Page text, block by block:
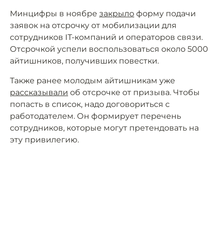
Минцифры в ноябре закрыло форму подачи
заявок на отсрочку от мобилизации для
сотрудников IT-компаний и операторов связи.
Отсрочкой успели воспользоваться около 5000
айтишников, получивших повестки.
Также ранее молодым айтишникам уже
рассказывали об отсрочке от призыва. Чтобы
попасть в список, надо договориться с
работодателем. Он формирует перечень
сотрудников, которые могут претендовать на
эту привилегию.